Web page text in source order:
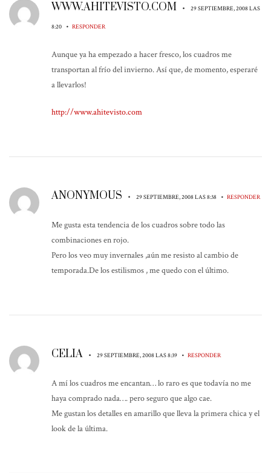
WWW.AHITEVISTO.COM • 29 SEPTIEMBRE, 2008 LAS
8:20 • RESPONDER
Aunque ya ha empezado a hacer fresco, los cuadros me
transportan al frío del invierno. Así que, de momento, esperaré
a llevarlos!
http://www.ahitevisto.com
ANONYMOUS • 29 SEPTIEMBRE, 2008 LAS 8:38 • RESPONDER
Me gusta esta tendencia de los cuadros sobre todo las
combinaciones en rojo.
Pero los veo muy invernales ,aún me resisto al cambio de
temporada.De los estilismos , me quedo con el último.
CELIA • 29 SEPTIEMBRE, 2008 LAS 8:39 • RESPONDER
A mí los cuadros me encantan… lo raro es que todavía no me
haya comprado nada…. pero seguro que algo cae.
Me gustan los detalles en amarillo que lleva la primera chica y el
look de la última.